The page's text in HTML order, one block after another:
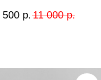
с лого/коричневый/
500 р. 11 000 р.